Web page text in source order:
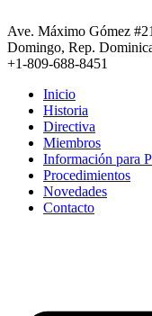
al
contenido
Ave. Máximo Gómez
Domingo, Rep.
+1-809-688-8451
Inicio
Historia
Directiva
Miembros
Información para
Procedimientos
Novedades
Contacto